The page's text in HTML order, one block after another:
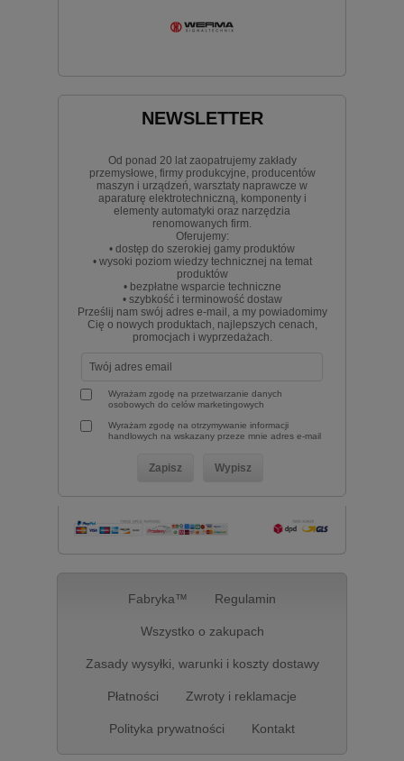
NEWSLETTER
Od ponad 20 lat zaopatrujemy zakłady
przemysłowe, firmy produkcyjne, producentów
maszyn i urządzeń, warsztaty naprawcze w
aparaturę elektrotechniczną, komponenty i
elementy automatyki oraz narzędzia
renomowanych firm.
Oferujemy:
• dostęp do szerokiej gamy produktów
• wysoki poziom wiedzy technicznej na temat
produktów
• bezpłatne wsparcie techniczne
• szybkość i terminowość dostaw
Prześlij nam swój adres e-mail, a my powiadomimy
Cię o nowych produktach, najlepszych cenach,
promocjach i wyprzedażach.
Wyrażam zgodę na przetwarzanie danych
osobowych do celów marketingowych
Wyrażam zgodę na otrzymywanie informacji
handlowych na wskazany przeze mnie adres e-mail
Fabryka™ Regulamin
Wszystko o zakupach
Zasady wysyłki, warunki i koszty dostawy
Płatności Zwroty i reklamacje
Polityka prywatności Kontakt